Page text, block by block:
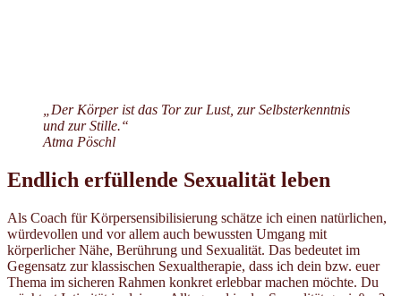
„Der Körper ist das Tor zur Lust, zur Selbsterkenntnis
und zur Stille.“
Atma Pöschl
Endlich erfüllende Sexualität leben
Als Coach für Körpersensibilisierung schätze ich einen natürlichen,
würdevollen und vor allem auch bewussten Umgang mit
körperlicher Nähe, Berührung und Sexualität. Das bedeutet im
Gegensatz zur klassischen Sexualtherapie, dass ich dein bzw. euer
Thema im sicheren Rahmen konkret erlebbar machen möchte. Du